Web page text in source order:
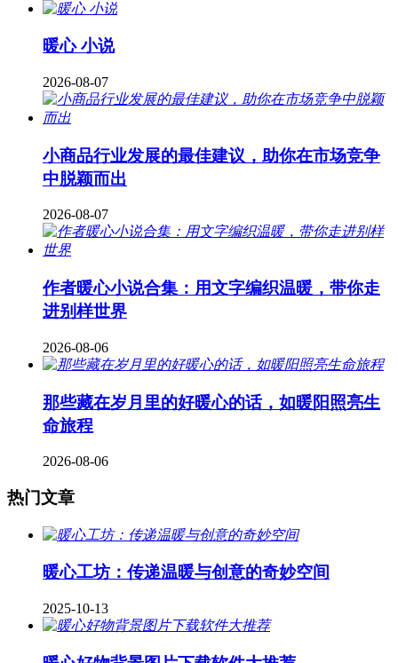
暖心 小说
2026-08-07
小商品行业发展的最佳建议，助你在市场竞争
中脱颖而出
2026-08-07
作者暖心小说合集：用文字编织温暖，带你走
进别样世界
2026-08-06
那些藏在岁月里的好暖心的话，如暖阳照亮生
命旅程
2026-08-06
热门文章
暖心工坊：传递温暖与创意的奇妙空间
2025-10-13